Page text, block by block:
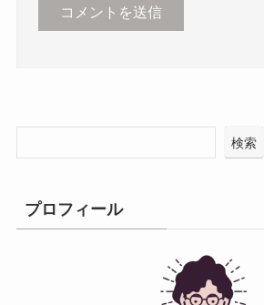
検索
プロフィール